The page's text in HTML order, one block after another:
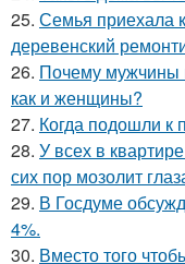
25. Семья приехала
деревенский
26. Почему мужчины
как и женщины?
27. Когда подошли к
28. У всех в
сих пор мозолит
29. В Госдуме
4%.
30. Вместо того